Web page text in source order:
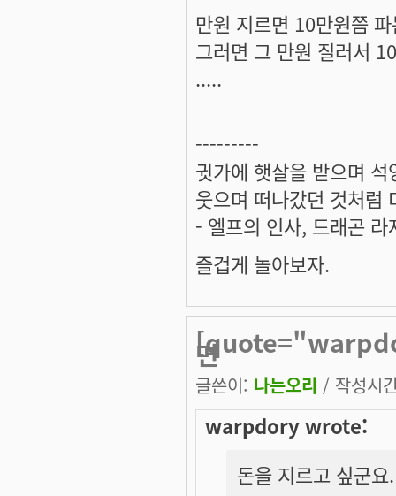
만원 지르면 10만원쯤
그러면 그 만원 질러서
.....
---------
귓가에 햇살을 받으며
웃으며 떠나갔던 것처럼
- 엘프의 인사, 드래곤 라
즐겁게 놀아보자.
면
글쓴이: 나는오리 / 작성시
warpdory wrote:
돈을 지르고 싶군요.